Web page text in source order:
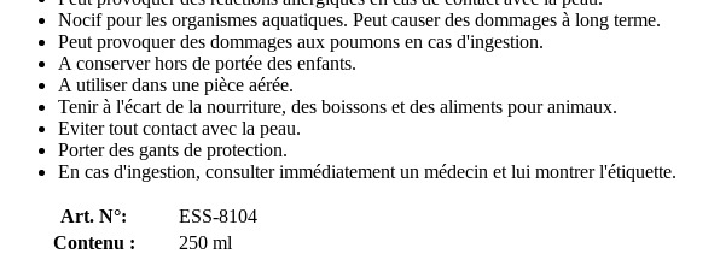
Nocif pour les organismes aquatiques. Peut causer des dommages à long terme.
Peut provoquer des dommages aux poumons en cas d'ingestion.
A conserver hors de portée des enfants.
A utiliser dans une pièce aérée.
Tenir à l'écart de la nourriture, des boissons et des aliments pour animaux.
Eviter tout contact avec la peau.
Porter des gants de protection.
En cas d'ingestion, consulter immédiatement un médecin et lui montrer l'étiquette.
Art. N°:
ESS-8104
Contenu :
250 ml